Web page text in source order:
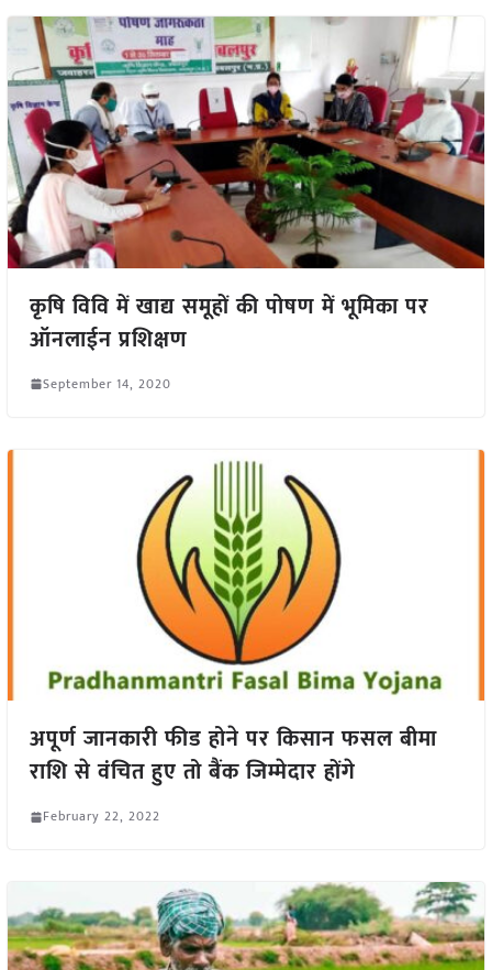
कृषि विवि में खाद्य समूहों की पोषण में भूमिका पर
ऑनलाईन प्रशिक्षण
September 14, 2020
अपूर्ण जानकारी फीड होने पर किसान फसल बीमा
राशि से वंचित हुए तो बैंक जिम्मेदार होंगे
February 22, 2022